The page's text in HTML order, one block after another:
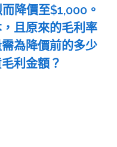
降價至$1,000。
且原來的毛利率
為降價前的多少
毛利金額？